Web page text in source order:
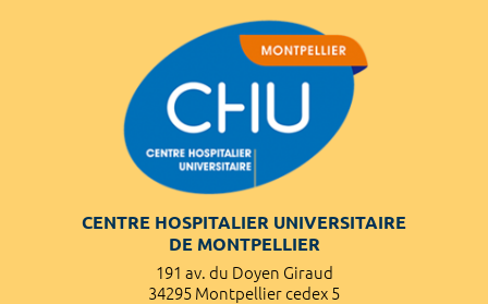
CENTRE HOSPITALIER UNIVERSITAIRE
DE MONTPELLIER
191 av. du Doyen Giraud
34295 Montpellier cedex 5